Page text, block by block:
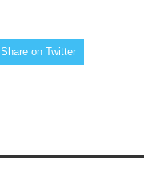
Share on Twitter